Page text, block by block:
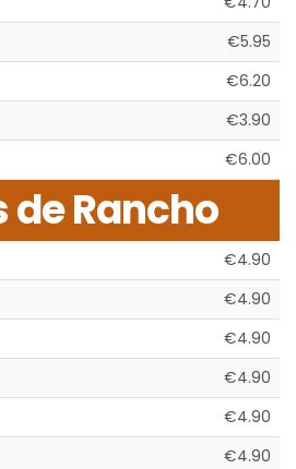
€5.95
€6.20
€3.90
€6.00
de Rancho
€4.90
€4.90
€4.90
€4.90
€4.90
€4.90